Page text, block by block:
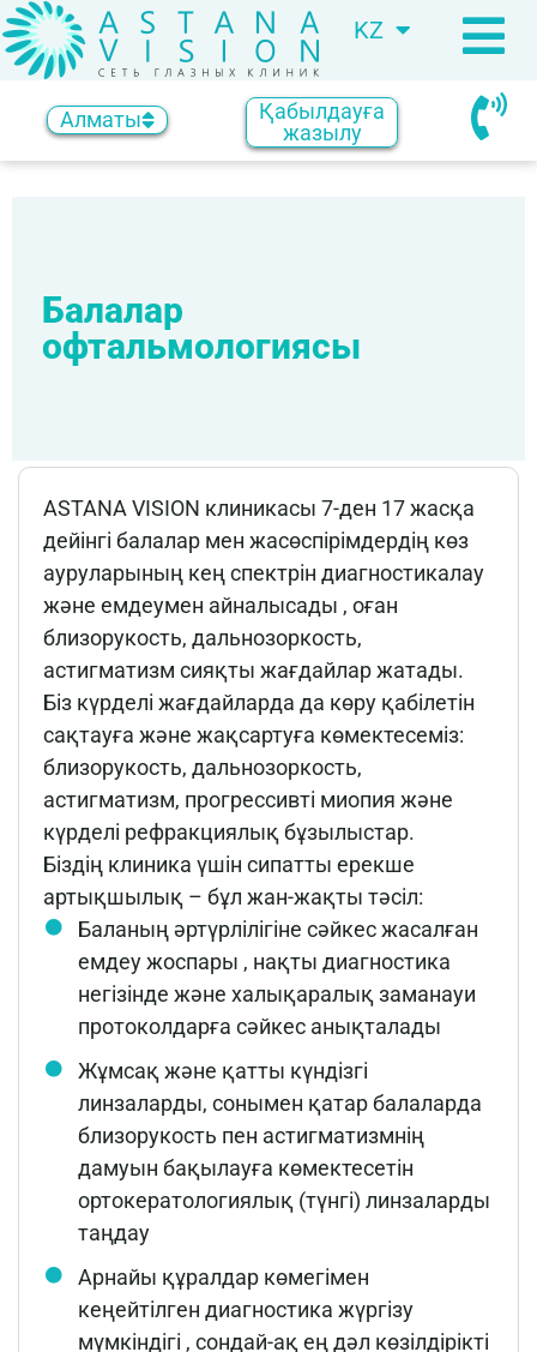
KZ
RU
Алматы
Қабылдауға
жазылу
Балалар
офтальмологиясы
ASTANA VISION клиникасы 7-ден 17 жасқа
дейінгі балалар мен жасөспірімдердің көз
ауруларының кең спектрін диагностикалау
және емдеумен айналысады , оған
близорукость, дальнозоркость,
астигматизм сияқты жағдайлар жатады.
Біз күрделі жағдайларда да көру қабілетін
сақтауға және жақсартуға көмектесеміз:
близорукость, дальнозоркость,
астигматизм, прогрессивті миопия және
күрделі рефракциялық бұзылыстар.
Біздің клиника үшін сипатты ерекше
артықшылық – бұл жан-жақты тәсіл:
Баланың әртүрлілігіне сәйкес жасалған
емдеу жоспары , нақты диагностика
негізінде және халықаралық заманауи
протоколдарға сәйкес анықталады
Жұмсақ және қатты күндізгі
линзаларды, сонымен қатар балаларда
близорукость пен астигматизмнің
дамуын бақылауға көмектесетін
ортокератологиялық (түнгі) линзаларды
таңдау
Арнайы құралдар көмегімен
кеңейтілген диагностика жүргізу
мүмкіндігі , сондай-ақ ең дәл көзілдірікті